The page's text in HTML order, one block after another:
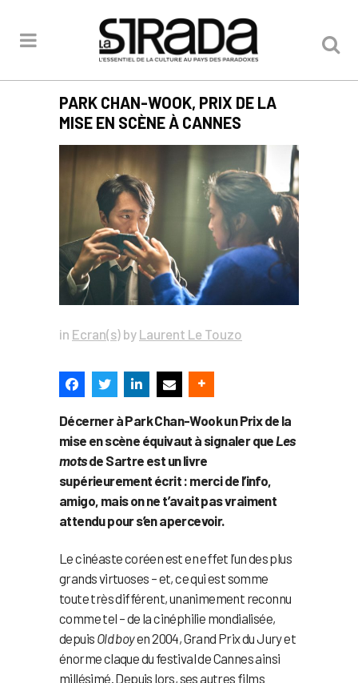
PARK CHAN-WOOK, PRIX DE LA
MISE EN SCÈNE À CANNES
in Ecran(s) by Laurent Le Touzo
Décerner à Park Chan-Wook un Prix de la
mise en scène équivaut à signaler que Les
motsde Sartre est un livre
supérieurement écrit : merci de l’info,
amigo, mais on ne t’avait pas vraiment
attendu pour s’en apercevoir.
Le cinéaste coréen est en effet l’un des plus
grands virtuoses – et, ce qui est somme
toute très différent, unanimement reconnu
comme tel – de la cinéphilie mondialisée,
depuis Old boyen 2004, Grand Prix du Jury et
énorme claque du festival de Cannes ainsi
millésimé. Depuis lors, ses autres films